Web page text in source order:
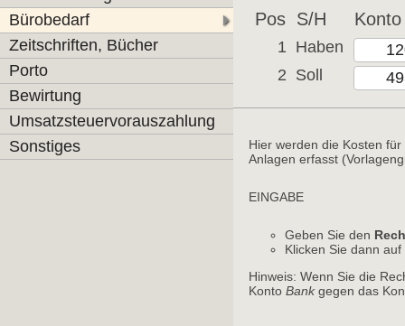
Bürobedarf
Zeitschriften, Bücher
Porto
Bewirtung
Umsatzsteuervorauszahlung
Sonstiges
Pos S/H Konto
1 Haben
2 Soll
Hier werden die Kosten
Anlagen erfasst
EINGABE
Geben Sie den
Klicken Sie dann auf
Hinweis: Wenn Sie die
KontoBankgegen das